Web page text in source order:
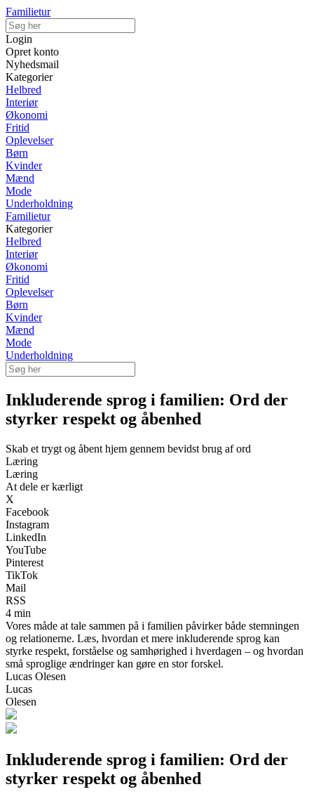
Familietur
Login
Opret konto
Nyhedsmail
Kategorier
Helbred
Interiør
Økonomi
Fritid
Oplevelser
Børn
Kvinder
Mænd
Mode
Underholdning
Familietur
Kategorier
Helbred
Interiør
Økonomi
Fritid
Oplevelser
Børn
Kvinder
Mænd
Mode
Underholdning
Inkluderende sprog i familien: Ord der
styrker respekt og åbenhed
Skab et trygt og åbent hjem gennem bevidst brug af ord
Læring
Læring
At dele er kærligt
X
Facebook
Instagram
LinkedIn
YouTube
Pinterest
TikTok
Mail
RSS
4 min
Vores måde at tale sammen på i familien påvirker både stemningen
og relationerne. Læs, hvordan et mere inkluderende sprog kan
styrke respekt, forståelse og samhørighed i hverdagen – og hvordan
små sproglige ændringer kan gøre en stor forskel.
Lucas Olesen
Lucas
Olesen
Inkluderende sprog i familien: Ord der
styrker respekt og åbenhed